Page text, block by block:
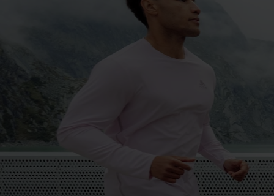
-5°
-10°
-15°
-20°
0°
-5°
-15°
-20°